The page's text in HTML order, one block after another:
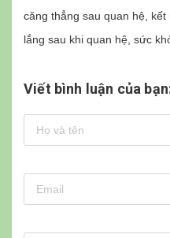
căng thẳng sau quan hệ kết
lắng sau khi quan hệ sức
Viết bình luận của